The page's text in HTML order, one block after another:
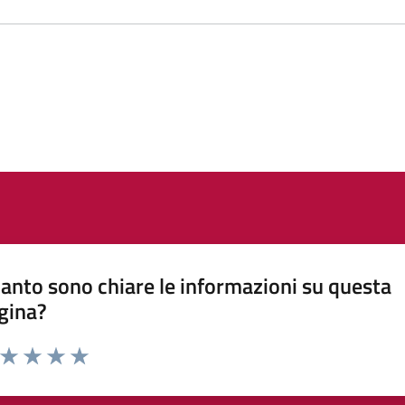
sono chiare le informazioni su questa
da 1 a 5 stelle la pagina